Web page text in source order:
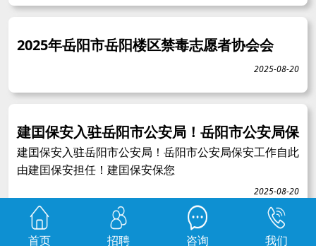
2025年岳阳市岳阳楼区禁毒志愿者协会会
2025-08-20
建囯保安入驻岳阳市公安局！岳阳市公安局保
建囯保安入驻岳阳市公安局！岳阳市公安局保安工作自此
由建囯保安担任！建囯保安保您
2025-08-20
首页 招聘 咨询 我们